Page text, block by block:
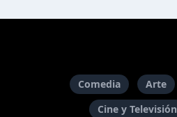
Comedia Arte
Cine y Televisión